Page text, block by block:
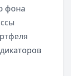
фона